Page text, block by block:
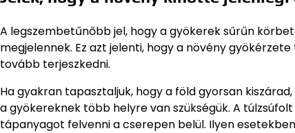
A legszembetűnőbb jel, hogy a gyökerek sűrűn
megjelennek. Ez azt jelenti, hogy a növény
tovább terjeszkedni.
Ha gyakran tapasztaljuk, hogy a föld gyorsan
a gyökereknek több helyre van szükségük. A
tápanyagot felvenni a cserepen belül. Ilyen